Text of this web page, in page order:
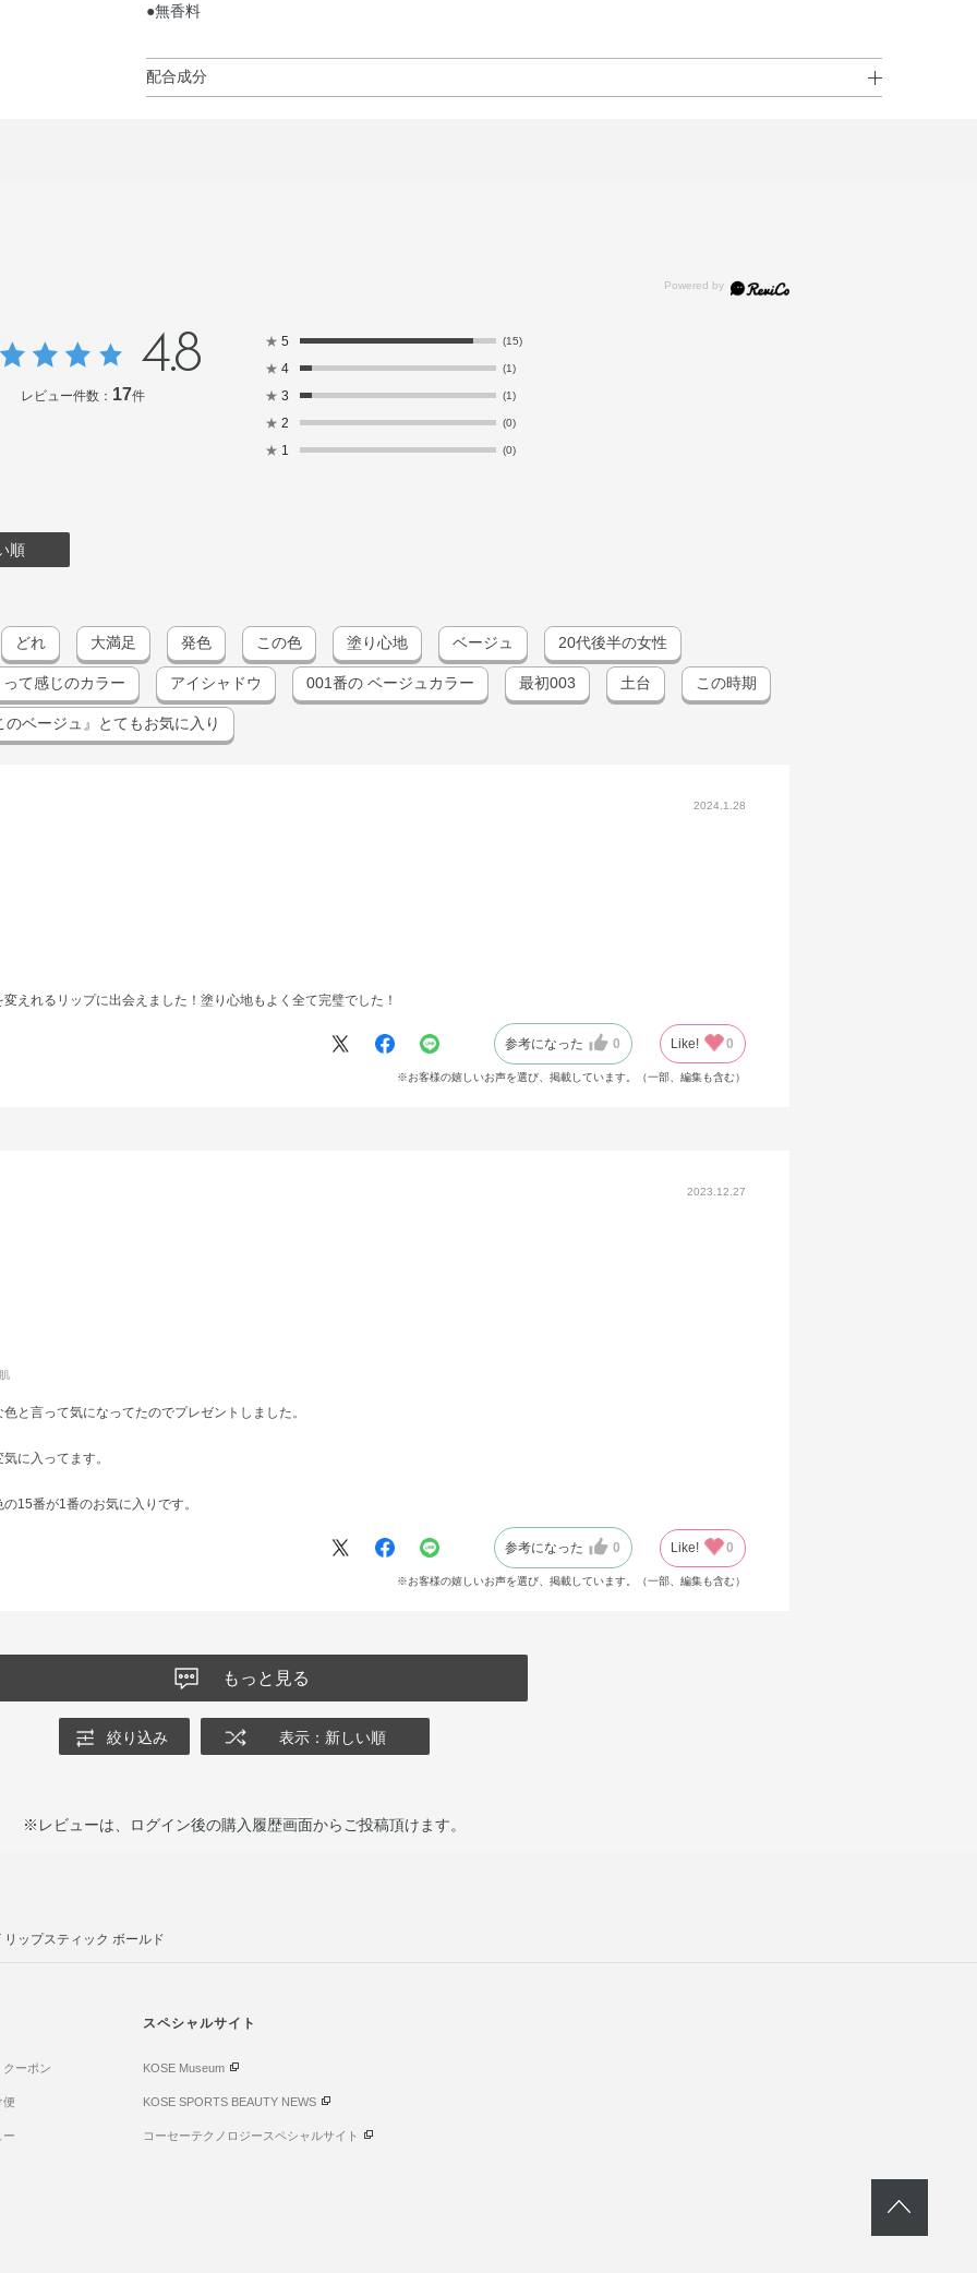
●無香料
配合成分
ビル・トコフェロール・ハチミツ・ホホバ種子油・BHT・（ビニルジメチコン／ラウリルジメチコン）クロ
ン・タルク・トリイソステアリン酸イソプロピルチタン・ハイドロゲンジメチコン・ポリエチレン・レシチ
ン・水酸化Al・炭酸Ca・フェノキシエタノール・酸化チタン・酸化鉄・硫酸Ba・黄4・黄5・赤104（1）・
4.8
レビュー件数： 17件
★ 5 (15)
★ 4 (1)
★ 3 (1)
★ 2 (0)
★ 1 (0)
順
どれ 大満足 発色 この色 塗り心地 ベージュ 20代後半の女性
て感じのカラー アイシャドウ 001番の ベージュカラー 最初003 土台 この時期
ベージュ』とてもお気に入り
2024.1.28
えれるリップに出会えました！塗り心地もよく全て完璧でした！
参考になった 0 Like! 0
※お客様の嬉しいお声を選び、掲載しています。（一部、編集も含む）
2023.12.27
と言って気になってたのでプレゼントしました。
に入ってます。
15番が1番のお気に入りです。
参考になった 0 Like! 0
※お客様の嬉しいお声を選び、掲載しています。（一部、編集も含む）
もっと見る
絞り込み 表示：新しい順
※レビューは、ログイン後の購入履歴画面からご投稿頂けます。
ップスティック ボールド
クーポン
便
ー
スペシャルサイト
KOSE Museum
KOSE SPORTS BEAUTY NEWS
コーセーテクノロジースペシャルサイト